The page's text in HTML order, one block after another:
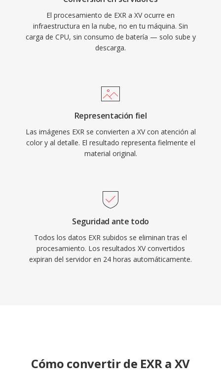
El procesamiento de EXR a XV ocurre en
infraestructura en la nube, no en tu máquina. Sin
carga de CPU, sin consumo de batería — solo sube y
descarga.
Representación fiel
Las imágenes EXR se convierten a XV con atención al
color y al detalle. El resultado representa fielmente el
material original.
Seguridad ante todo
Todos los datos EXR subidos se eliminan tras el
procesamiento. Los resultados XV convertidos
expiran del servidor en 24 horas automáticamente.
Cómo convertir de EXR a XV